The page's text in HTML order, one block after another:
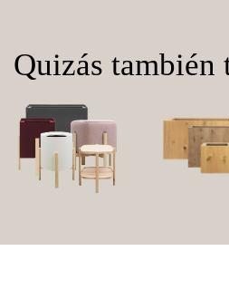
Quizás también